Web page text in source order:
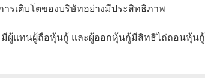
ารเติบโตของบริษัทอย่างมีประสิทธิภาพ
มีผู้แทนผู้ถือหุ้นกู้ และผู้ออกหุ้นกู้มีสิทธิไถ่ถอนหุ้นกู้